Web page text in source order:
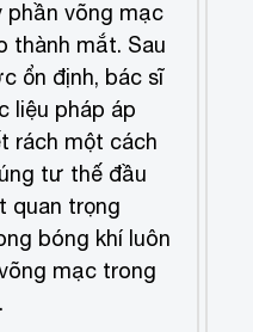
phần võng mạc
thành mắt. Sau
ổn định, bác sĩ
liệu pháp áp
rách một cách
tư thế đầu
quan trọng
bóng khí luôn
mạc trong